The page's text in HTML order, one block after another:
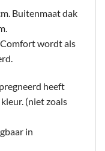
Buitenmaat dak
wordt als
heeft
(niet zoals
in